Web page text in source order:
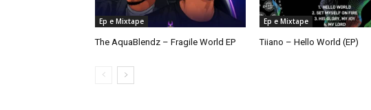
Ep e Mixtape
The AquaBlendz – Fragile World EP
Ep e Mixtape
Tiiano – Hello World (EP)